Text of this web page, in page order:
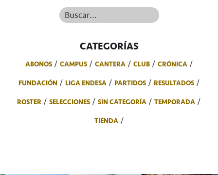
Buscar...
CATEGORÍAS
ABONOS CAMPUS CANTERA CLUB
CRÓNICA
FUNDACIÓN
LIGA ENDESA PARTIDOS
RESULTADOS
ROSTER
SELECCIONES SIN CATEGORÍA
TEMPORADA
TIENDA